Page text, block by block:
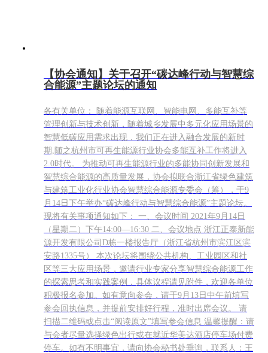
【协会通知】关于召开“碳达峰行动与智慧综
合能源”主题论坛的通知
各有关单位： 随着能源互联网、智能电网、多能互补等
管理创新与技术创新，随着城乡发展中多元化应用场景的
智慧低碳应用需求出现，我们正在进入融合发展的新时
期,随之杭州市可再生能源行业协会多能互补工作将进入
2.0时代。 为推动可再生能源行业的多能协同创新发展和
智慧综合能源的高质量发展，协会拟联合浙江省绿色建筑
与建筑工业化行业协会智慧综合能源专委会（筹），于9
月14日下午举办“碳达峰行动与智慧综合能源”主题论坛。
现将有关事项通知如下： 一、会议时间 2021年9月14日
（星期二）下午14:00—16:30 二、会议地点 浙江正泰新能
源开发有限公司D栋一楼报告厅（浙江省杭州市滨江区滨
安路1335号） 本次论坛将围绕公共机构、工业园区和社
区等三大应用场景，邀请行业专家分享智慧综合能源工作
的探索思考和实践案例，具体议程请见附件，欢迎各单位
积极报名参加。如有意向参会，请于9月13日中午前填写
参会回执信息，并提前安排好行程，准时出席会议。 请
扫描二维码或点击“阅读原文”填写参会信息 温馨提醒：请
与会者尽量选择绿色出行或在就近华美达酒店停车场付费
停车。如有不明事宜，请向协会秘书处垂询，联系人：王